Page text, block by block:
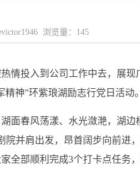
浏览量： 145
情投入到公司工作中去，展
神”环紫琅湖励志行党日活动。
面春风荡漾、水光潋滟，湖
并肩出发，昂首阔步向前进
部顺利完成3个打卡点任务